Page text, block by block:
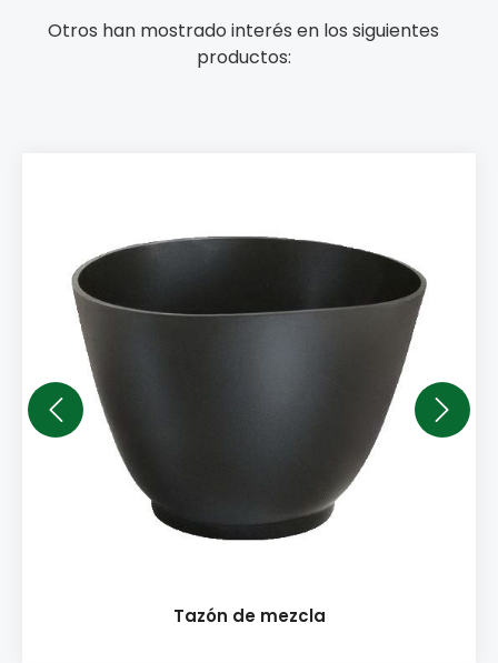
Otros han mostrado interés en los siguientes
productos:
Tazón de mezcla